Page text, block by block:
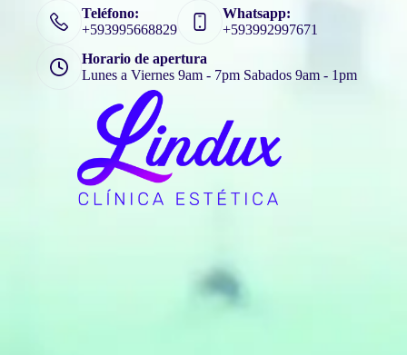
Teléfono:
+593995668829
Whatsapp:
+593992997671
Horario de apertura
Lunes a Viernes 9am - 7pm Sabados 9am - 1pm